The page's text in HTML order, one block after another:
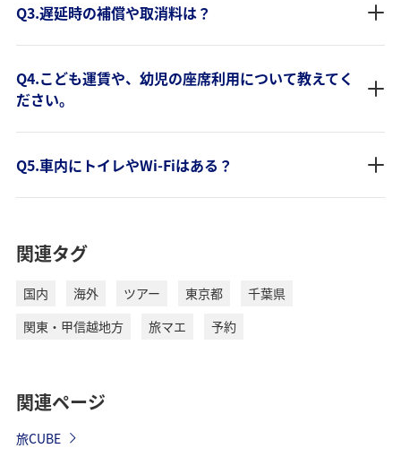
Q3.遅延時の補償や取消料は？
Q4.こども運賃や、幼児の座席利用について教えてく
ださい。
Q5.車内にトイレやWi-Fiはある？
関連タグ
国内 海外 ツアー 東京都
千葉県
関東・甲信越地方
旅マエ 予約
関連ページ
旅CUBE